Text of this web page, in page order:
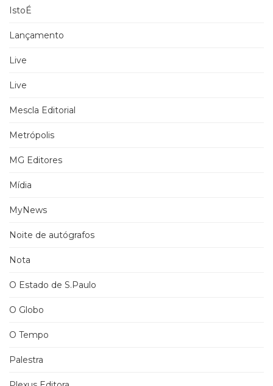
IstoÉ
Lançamento
Live
Live
Mescla Editorial
Metrópolis
MG Editores
Mídia
MyNews
Noite de autógrafos
Nota
O Estado de S.Paulo
O Globo
O Tempo
Palestra